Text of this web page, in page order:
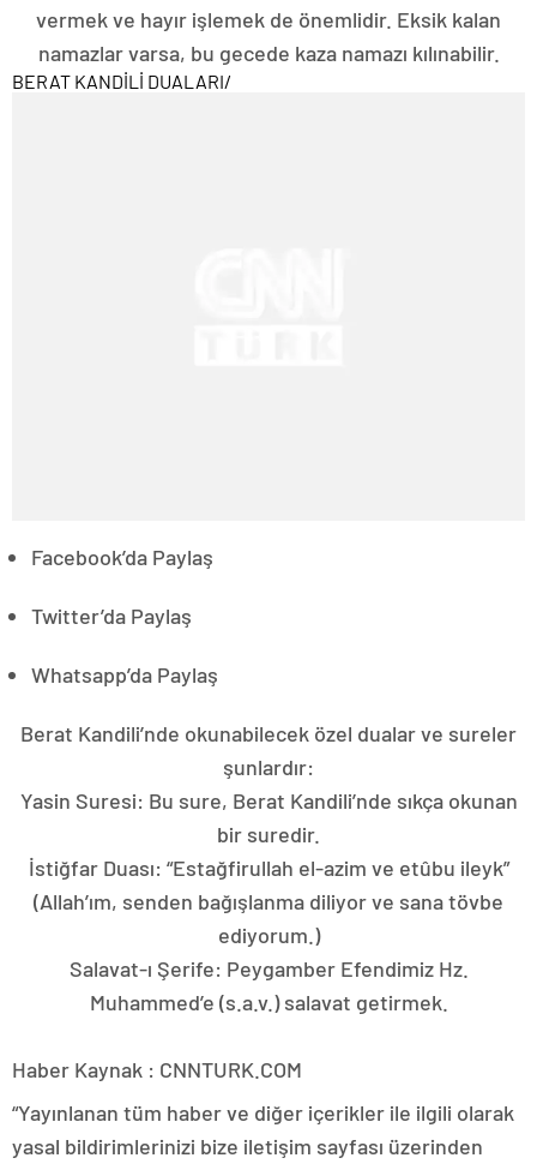
vermek ve hayır işlemek de önemlidir. Eksik kalan
namazlar varsa, bu gecede kaza namazı kılınabilir.
BERAT KANDİLİ DUALARI/
Facebook’da Paylaş
Twitter’da Paylaş
Whatsapp’da Paylaş
Berat Kandili’nde okunabilecek özel dualar ve sureler
şunlardır:
Yasin Suresi: Bu sure, Berat Kandili’nde sıkça okunan
bir suredir.
İstiğfar Duası: “Estağfirullah el-azim ve etûbu ileyk”
(Allah’ım, senden bağışlanma diliyor ve sana tövbe
ediyorum.)
Salavat-ı Şerife: Peygamber Efendimiz Hz.
Muhammed’e (s.a.v.) salavat getirmek.
Haber Kaynak : CNNTURK.COM
“Yayınlanan tüm haber ve diğer içerikler ile ilgili olarak
yasal bildirimlerinizi bize iletişim sayfası üzerinden